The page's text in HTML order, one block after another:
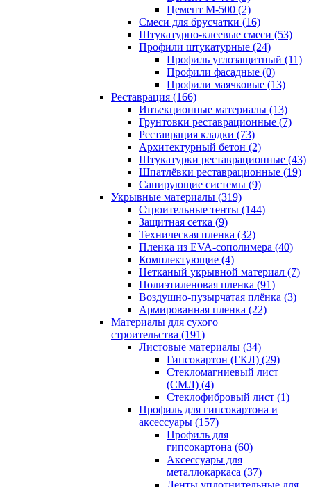
Цемент М-500 (2)
Смеси для брусчатки (16)
Штукатурно-клеевые смеси (53)
Профили штукатурные (24)
Профиль углозащитный (11)
Профили фасадные (0)
Профили маячковые (13)
Реставрация (166)
Инъекционные материалы (13)
Грунтовки реставрационные (7)
Реставрация кладки (73)
Архитектурный бетон (2)
Штукатурки реставрационные (43)
Шпатлёвки реставрационные (19)
Санирующие системы (9)
Укрывные материалы (319)
Строительные тенты (144)
Защитная сетка (9)
Техническая пленка (32)
Пленка из EVA-сополимера (40)
Комплектующие (4)
Нетканый укрывной материал (7)
Полиэтиленовая пленка (91)
Воздушно-пузырчатая плёнка (3)
Армированная пленка (22)
Материалы для сухого
строительства (191)
Листовые материалы (34)
Гипсокартон (ГКЛ) (29)
Стекломагниевый лист
(СМЛ) (4)
Cтеклофибровый лист (1)
Профиль для гипсокартона и
аксессуары (157)
Профиль для
гипсокартона (60)
Аксессуары для
металлокаркаса (37)
Ленты уплотнительные для